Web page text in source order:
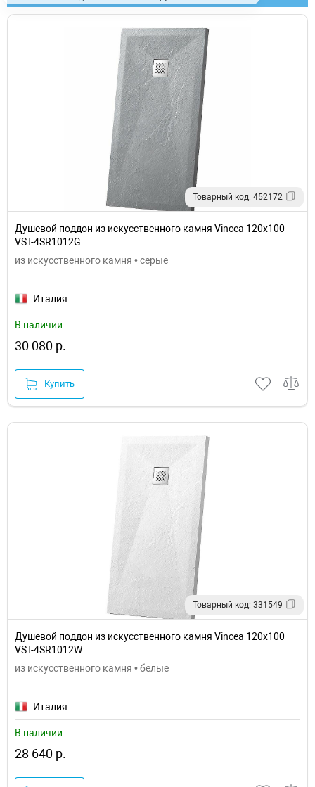
Товарный код: 452172
Душевой поддон из искусственного камня Vincea 120x100
VST-4SR1012G
из искусственного камня • серые
Италия
В наличии
30 080 р.
Купить
Товарный код: 331549
Душевой поддон из искусственного камня Vincea 120x100
VST-4SR1012W
из искусственного камня • белые
Италия
В наличии
28 640 р.